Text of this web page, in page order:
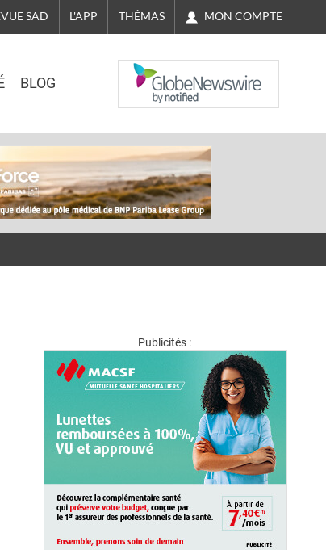
SAD L'APP THÉMAS MON COMPTE
BLOG
NASDAQ
Publicités :